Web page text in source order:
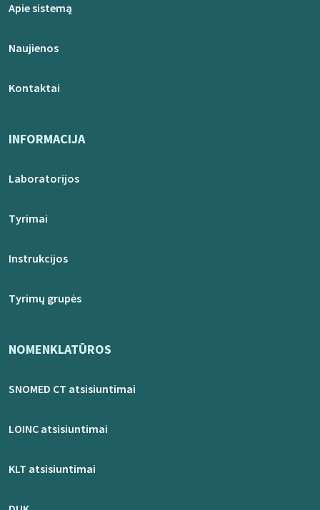
Apie sistemą
Naujienos
Kontaktai
INFORMACIJA
Laboratorijos
Tyrimai
Instrukcijos
Tyrimų grupės
NOMENKLATŪROS
SNOMED CT atsisiuntimai
LOINC atsisiuntimai
KLT atsisiuntimai